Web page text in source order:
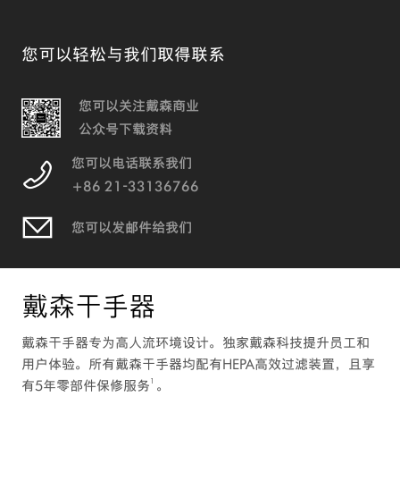
您可以轻松与我们取得联系
您可以关注戴森商业
公众号下载资料
您可以电话联系我们
+86 21-33136766
您可以发邮件给我们
戴森干手器
戴森干手器专为高人流环境设计。独家戴森科技提升员工和
用户体验。所有戴森干手器均配有HEPA高效过滤装置，且享
有5年零部件保修服务1 。